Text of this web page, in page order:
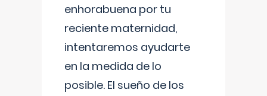
enhorabuena por tu
reciente maternidad,
intentaremos ayudarte
en la medida de lo
posible. El sueño de los